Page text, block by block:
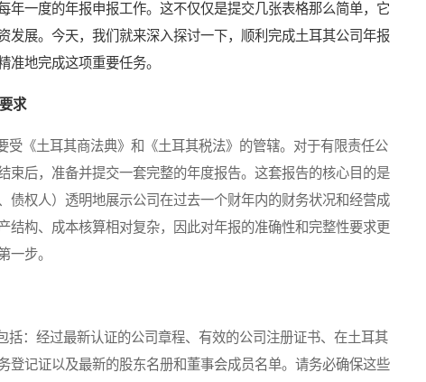
年一度的年报申报工作。这不仅仅是提交几张表格那么简单，它
发展。今天，我们就来深入探讨一下，顺利完成土耳其公司年报
准地完成这项重要任务。
求
《土耳其商法典》和《土耳其税法》的管辖。对于有限责任公
束后，准备并提交一套完整的年度报告。这套报告的核心目的是
债权人）透明地展示公司在过去一个财年内的财务状况和经营成
结构、成本核算相对复杂，因此对年报的准确性和完整性要求更
一步。
：经过最新认证的公司章程、有效的公司注册证书、在土耳其
登记证以及最新的股东名册和董事会成员名单。请务必确保这些